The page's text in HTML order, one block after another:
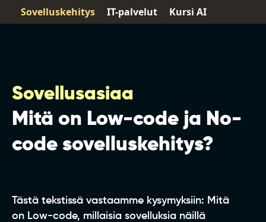
Sovelluskehitys IT-palvelut Kursi AI
Sovellusasiaa
Mitä on Low-code ja No-
code sovelluskehitys?
Tästä tekstissä vastaamme kysymyksiin: Mitä
on Low-code, millaisia sovelluksia näillä